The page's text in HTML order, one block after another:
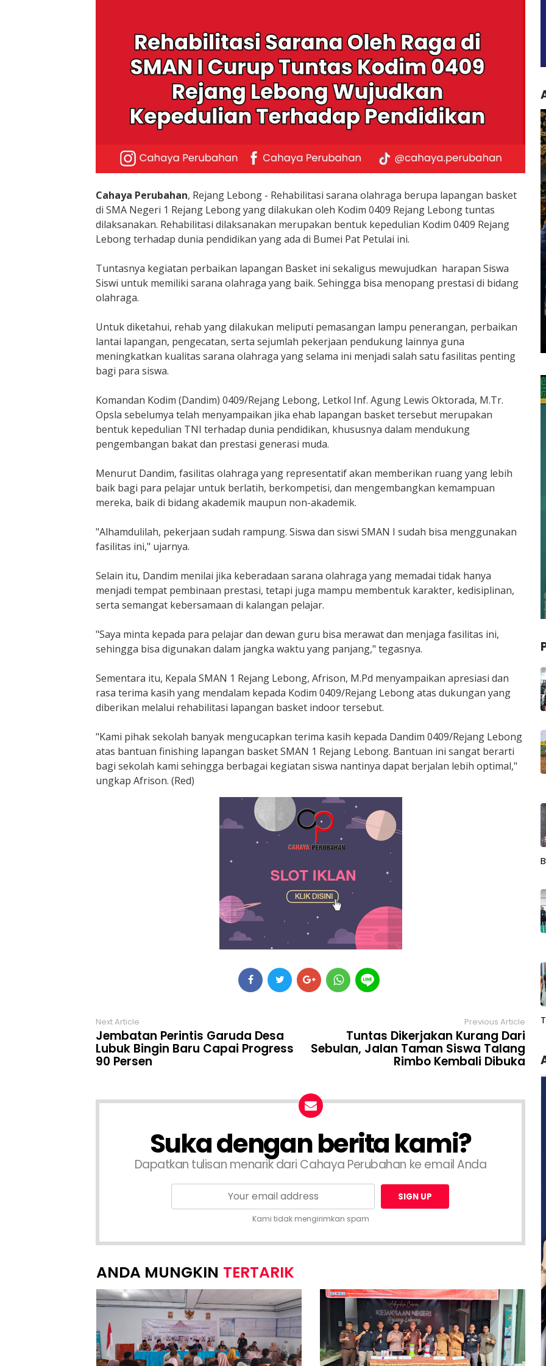
K
e
p
e
d
u
i
a
n
e
r
a
d
p
P
e
n
i
d
n
Cahaya Perubahan, Rejang Lebong - Rehabilitasi sarana olahraga berupa lapangan basket
di SMA Negeri 1 Rejang Lebong yang dilakukan oleh Kodim 0409 Rejang Lebong tuntas
dilaksanakan. Rehabilitasi dilaksanakan merupakan bentuk kepedulian Kodim 0409 Rejang
Lebong terhadap dunia pendidikan yang ada di Bumei Pat Petulai ini.
Tuntasnya kegiatan perbaikan lapangan Basket ini sekaligus mewujudkan harapan Siswa
Siswi untuk memiliki sarana olahraga yang baik. Sehingga bisa menopang prestasi di bidang
olahraga.
Untuk diketahui, rehab yang dilakukan meliputi pemasangan lampu penerangan, perbaikan
lantai lapangan, pengecatan, serta sejumlah pekerjaan pendukung lainnya guna
meningkatkan kualitas sarana olahraga yang selama ini menjadi salah satu fasilitas penting
bagi para siswa.
Komandan Kodim (Dandim) 0409/Rejang Lebong, Letkol Inf. Agung Lewis Oktorada, M.Tr.
Opsla sebelumya telah menyampaikan jika ehab lapangan basket tersebut merupakan
bentuk kepedulian TNI terhadap dunia pendidikan, khususnya dalam mendukung
pengembangan bakat dan prestasi generasi muda.
Menurut Dandim, fasilitas olahraga yang representatif akan memberikan ruang yang lebih
baik bagi para pelajar untuk berlatih, berkompetisi, dan mengembangkan kemampuan
mereka, baik di bidang akademik maupun non-akademik.
"Alhamdulilah, pekerjaan sudah rampung. Siswa dan siswi SMAN I sudah bisa menggunakan
fasilitas ini," ujarnya.
Selain itu, Dandim menilai jika keberadaan sarana olahraga yang memadai tidak hanya
menjadi tempat pembinaan prestasi, tetapi juga mampu membentuk karakter, kedisiplinan,
serta semangat kebersamaan di kalangan pelajar.
"Saya minta kepada para pelajar dan dewan guru bisa merawat dan menjaga fasilitas ini,
sehingga bisa digunakan dalam jangka waktu yang panjang," tegasnya.
Sementara itu, Kepala SMAN 1 Rejang Lebong, Afrison, M.Pd menyampaikan apresiasi dan
rasa terima kasih yang mendalam kepada Kodim 0409/Rejang Lebong atas dukungan yang
diberikan melalui rehabilitasi lapangan basket indoor tersebut.
"Kami pihak sekolah banyak mengucapkan terima kasih kepada Dandim 0409/Rejang Lebong
atas bantuan finishing lapangan basket SMAN 1 Rejang Lebong. Bantuan ini sangat berarti
bagi sekolah kami sehingga berbagai kegiatan siswa nantinya dapat berjalan lebih optimal,"
ungkap Afrison. (Red)
Next Article
Jembatan Perintis Garuda Desa
Lubuk Bingin Baru Capai Progress
90 Persen
Previous Article
Tuntas Dikerjakan Kurang Dari
Sebulan, Jalan Taman Siswa Talang
Rimbo Kembali Dibuka
Suka dengan berita kami?
Dapatkan tulisan menarik dari Cahaya Perubahan ke email Anda
Kami tidak mengirimkan spam
TERTARIK